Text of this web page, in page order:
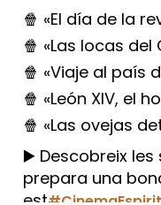
🍿 «El día de la
🍿 «Las locas del
🍿 «Viaje al país
🍿 «León XIV, el
🍿 «Las ovejas
▶️ Descobreix
prepara una
est